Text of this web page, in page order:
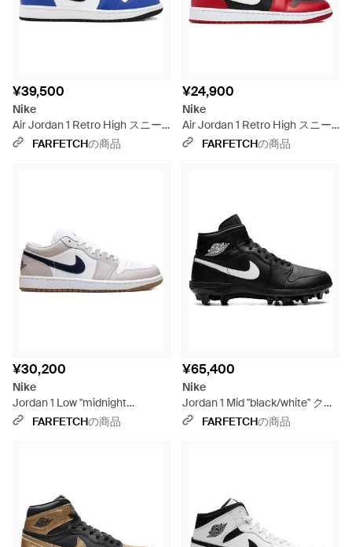
¥39,500
Nike
Air Jordan 1 Retro High スニー
カー - ブルー
FARFETCHの商品
¥24,900
Nike
Air Jordan 1 Retro High スニー
カー - レッド
FARFETCHの商品
¥30,200
Nike
Jordan 1 Low "midnight
Navy/neutral Grey" スニーカー
FARFETCHの商品
¥65,400
Nike
Jordan 1 Mid "black/white" クリ
ート スニーカー - ブラック
FARFETCHの商品